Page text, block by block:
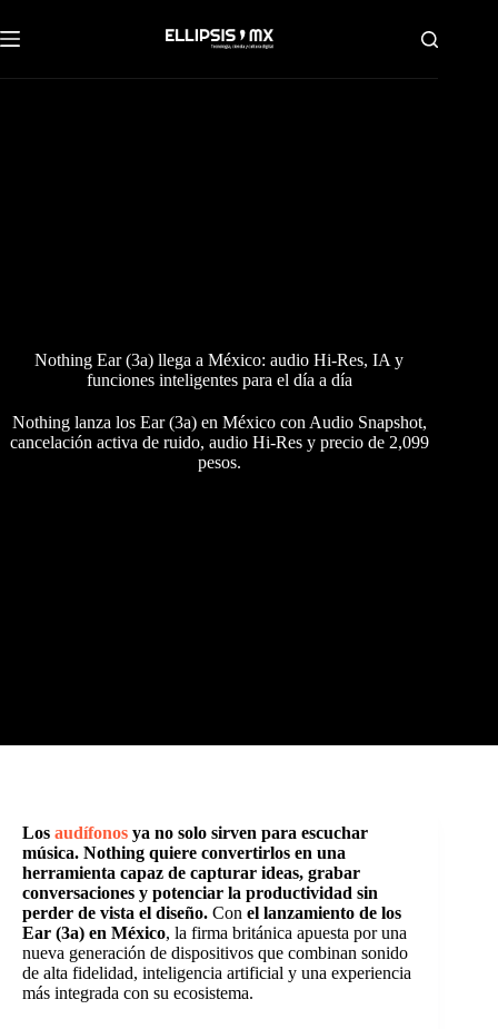
al
contenido
Nothing Ear (3a) llega a México: audio Hi-Res, IA y
funciones inteligentes para el día a día
Nothing lanza los Ear (3a) en México con Audio Snapshot,
cancelación activa de ruido, audio Hi-Res y precio de 2,099
pesos.
Los audífonos ya no solo sirven para escuchar
música. Nothing quiere convertirlos en una
herramienta capaz de capturar ideas, grabar
conversaciones y potenciar la productividad sin
perder de vista el diseño. Con el lanzamiento de los
Ear (3a) en México, la firma británica apuesta por una
nueva generación de dispositivos que combinan sonido
de alta fidelidad, inteligencia artificial y una experiencia
más integrada con su ecosistema.